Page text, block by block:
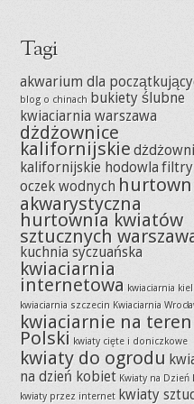
Tagi
akwarium dla
blog o chinach bukiety ślubne
kwiaciarnia warszawa
dżdżownice
kalifornijskie
kalifornijskie hodowla filtry
oczek wodnych
akwarystyczna
hurtownia kwiatów
sztucznych
kuchnia syczuańska
kwiaciarnia
internetowa kwiaciarnia
kwiaciarnia szczecin Kwiaciarnia
kwiaciarnie na
Polski kwiaty cięte i doniczkowe
kwiaty do ogrodu
na dzień kobiet Kwiaty na Dzień
kwiaty przez internet kwiaty